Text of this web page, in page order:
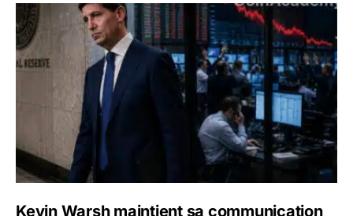
Kevin Warsh maintient sa communication minimaliste
Kevin Warsh maintient sa communication